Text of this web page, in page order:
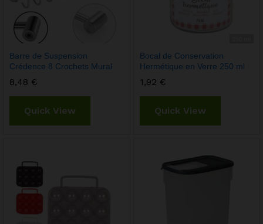
Barre de Suspension
Crédence 8 Crochets Mural
8,48 €
Quick View
Bocal de Conservation
Hermétique en Verre 250 ml
1,92 €
Quick View